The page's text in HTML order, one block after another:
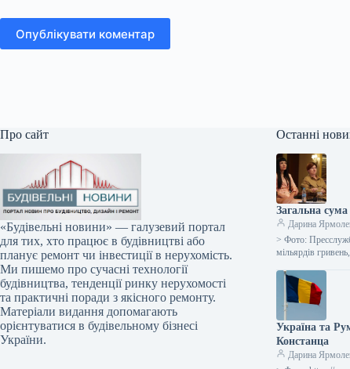
Опублікувати коментар
Про сайт
«Будівельні новини» — галузевий портал
для тих, хто працює в будівництві або
планує ремонт чи інвестиції в нерухомість.
Ми пишемо про сучасні технології
будівництва, тенденції ринку нерухомості
та практичні поради з якісного ремонту.
Матеріали видання допомагають
орієнтуватися в будівельному бізнесі
України.
Останні
Загальна
Дарина
> Фото:
мільярдів
Україна та
Констанца
Дарина